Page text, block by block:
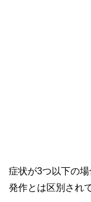
症状が3つ以下の
発作とは区別され